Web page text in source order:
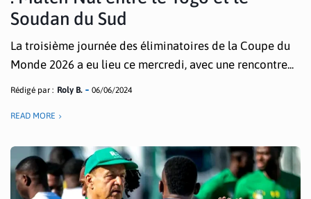
Soudan du Sud
La troisième journée des éliminatoires de la Coupe du
Monde 2026 a eu lieu ce mercredi, avec une rencontre...
Rédigé par : Roly B. 06/06/2024
READ MORE